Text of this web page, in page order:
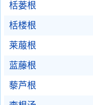
栝蒌根
栝楼根
莱菔根
蓝藤根
藜芦根